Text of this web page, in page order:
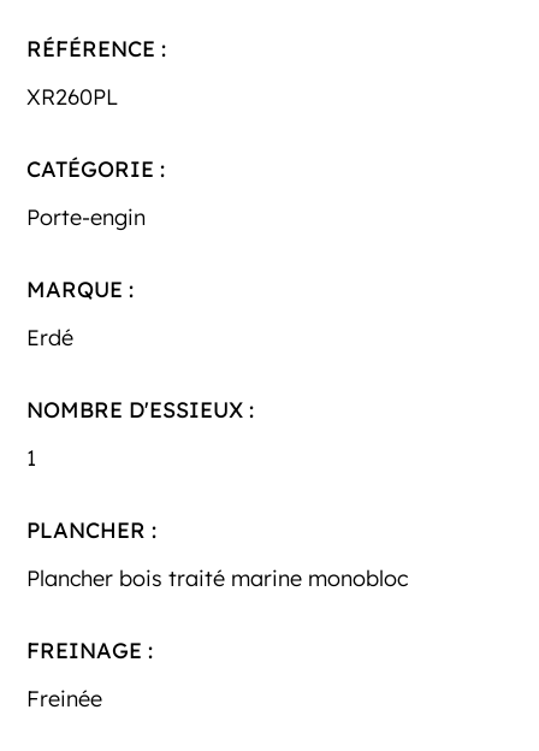
RÉFÉRENCE :
XR260PL
CATÉGORIE :
Porte-engin
MARQUE :
Erdé
NOMBRE D'ESSIEUX :
1
PLANCHER :
Plancher bois traité marine monobloc
FREINAGE :
Freinée